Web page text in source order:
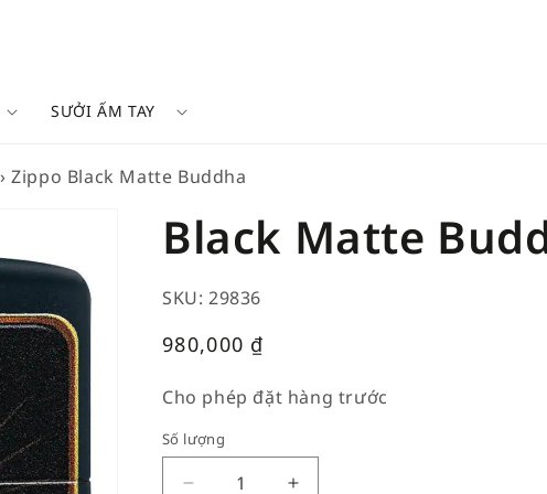
SƯỞI ẤM TAY
›Zippo Black Matte Buddha
Black Matte
SKU: 29836
Giá
980,000 ₫
Cho phép đặt hàng trước
Số lượng